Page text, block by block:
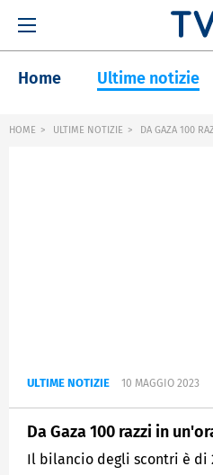
Home Ultime notizie
HOME ULTIME NOTIZIE DA GAZA 100
ULTIME NOTIZIE 10 MAGGIO 2023
Da Gaza 100 razzi in
Il bilancio degli scontri è di